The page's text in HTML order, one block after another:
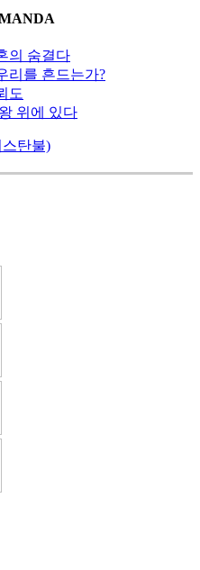
의 숨결다
리를 흔드는가?
도
위에 있다